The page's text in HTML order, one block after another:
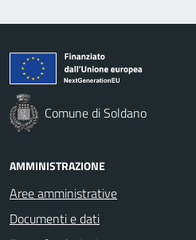
Comune di Soldano
AMMINISTRAZIONE
Aree amministrative
Documenti e dati